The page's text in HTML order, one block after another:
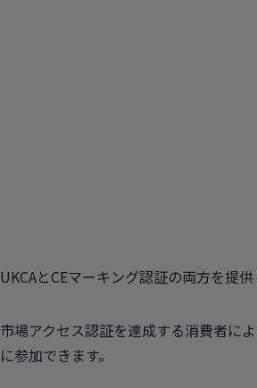
UKCAとCEマーキング認証の両方を提供
市場アクセス認証を達成する消費者に
に参加できます。